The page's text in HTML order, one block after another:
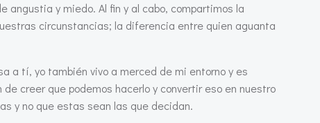
y miedo. Al fin y al cabo, compartimos la
circunstancias; la diferencia entre quien aguanta
a tí, yo también vivo a merced de mi entorno y es
creer que podemos hacerlo y convertir eso en nuestro
y no que estas sean las que decidan.